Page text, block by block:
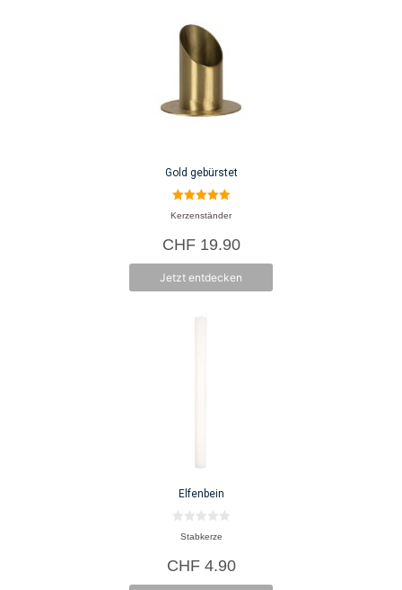
Gold gebürstet
5.00
von 5
Kerzenständer
CHF19.90
Jetzt entdecken
Elfenbein
n
5
Stabkerze
CHF4.90